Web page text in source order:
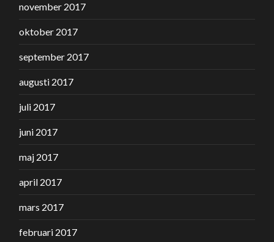
november 2017
oktober 2017
september 2017
augusti 2017
juli 2017
juni 2017
maj 2017
april 2017
mars 2017
februari 2017